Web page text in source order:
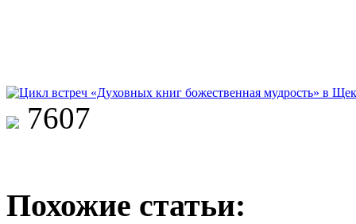
7607
Похожие статьи: